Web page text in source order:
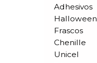
Adhesivos
Halloween
Frascos
Chenille
Unicel